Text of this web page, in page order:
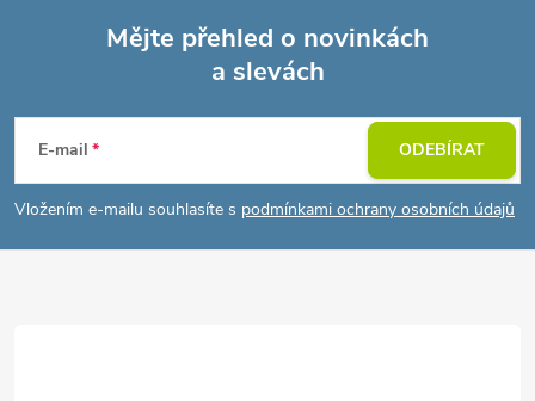
p
Mějte přehled o novinkách
a slevách
E-mail
Vložením e-mailu souhlasíte s podmínkami ochrany osobních údajů
ODEBÍRAT